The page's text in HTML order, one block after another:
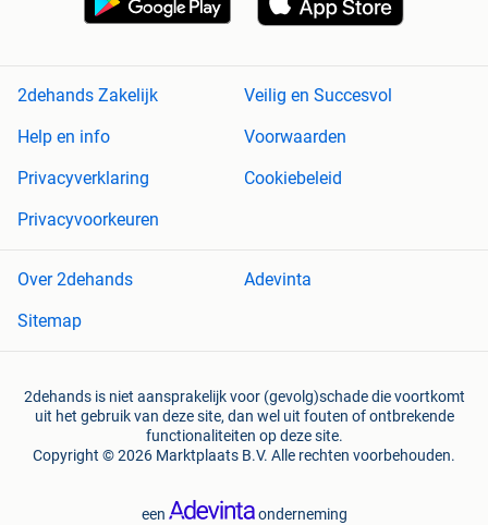
2dehands Zakelijk
Veilig en Succesvol
Help en info
Voorwaarden
Privacyverklaring
Cookiebeleid
Privacyvoorkeuren
Over 2dehands
Adevinta
Sitemap
2dehands is niet aansprakelijk voor (gevolg)schade die voortkomt
uit het gebruik van deze site, dan wel uit fouten of ontbrekende
functionaliteiten op deze site.
Copyright © 2026 Marktplaats B.V. Alle rechten voorbehouden.
een onderneming